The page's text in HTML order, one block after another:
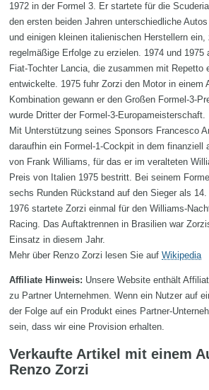
1972 in der Formel 3. Er startete für die
den ersten beiden Jahren unterschiedliche
und einigen kleinen italienischen Herstellern ein,
regelmäßige Erfolge zu erzielen. 1974 und 1975
Fiat-Tochter Lancia, die zusammen mit Repetto
entwickelte. 1975 fuhr Zorzi den Motor in einem
Kombination gewann er den Großen Formel-3-
wurde Dritter der Formel-3-Europameisterschaft.
Mit Unterstützung seines Sponsors Francesco
daraufhin ein Formel-1-Cockpit in dem finanziell
von Frank Williams, für das er im veralteten
Preis von Italien 1975 bestritt. Bei seinem
sechs Runden Rückstand auf den Sieger als
1976 startete Zorzi einmal für den Williams-
Racing. Das Auftaktrennen in Brasilien war
Einsatz in diesem Jahr.
Mehr über Renzo Zorzi lesen Sie auf Wikipedia
Affiliate Hinweis: Unsere Website enthält
zu Partner Unternehmen. Wenn ein Nutzer auf
der Folge auf ein Produkt eines Partner-
sein, dass wir eine Provision erhalten.
Verkaufte Artikel mit einem
Renzo Zorzi